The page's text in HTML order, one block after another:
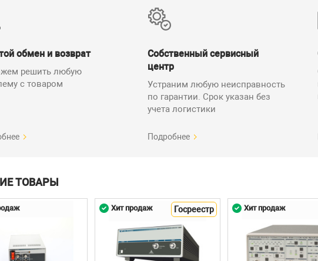
обмен и возврат
решить любую
с товаром
Собственный сервисный
центр
Устраним любую неисправность
по гарантии. Срок указан без
учета логистики
Подробнее
ТОВАРЫ
Хит продаж Госреестр Хит продаж